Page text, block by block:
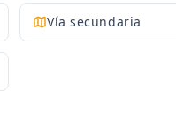
Vía secundaria